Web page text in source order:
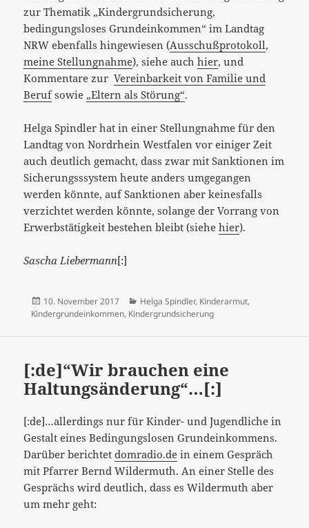
zur Thematik „Kindergrundsicherung,
bedingungsloses Grundeinkommen“ im Landtag
NRW ebenfalls hingewiesen (Ausschußprotokoll,
meine Stellungnahme), siehe auchhier, und
Kommentare zurVereinbarkeit von Familie und
Berufsowie „Eltern als Störung“.
Helga Spindler hat in einer Stellungnahme für den
Landtag von Nordrhein Westfalen vor einiger Zeit
auch deutlich gemacht, dass zwar mit Sanktionen im
Sicherungsssystem heute anders umgegangen
werden könnte, auf Sanktionen aber keinesfalls
verzichtet werden könnte, solange der Vorrang von
Erwerbstätigkeit bestehen bleibt (siehehier).
Sascha Liebermann[:]
Veröffentlicht
am
10. November 2017 Kategorien
Helga Spindler, Kinderarmut,
Kindergrundeinkommen, Kindergrundsicherung
[:de]“Wir brauchen eine
Haltungsänderung“…[:]
[:de]…allerdings nur für Kinder- und Jugendliche in
Gestalt eines Bedingungslosen Grundeinkommens.
Darüber berichtetdomradio.de in einem Gespräch
mit Pfarrer Bernd Wildermuth. An einer Stelle des
Gesprächs wird deutlich, dass es Wildermuth aber
um mehr geht: